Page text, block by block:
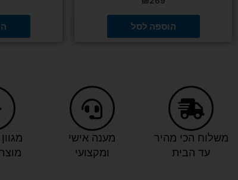
הוספה לסל
משלוח הכי מהיר
עד הבית
מענה אישי
ומקצועי